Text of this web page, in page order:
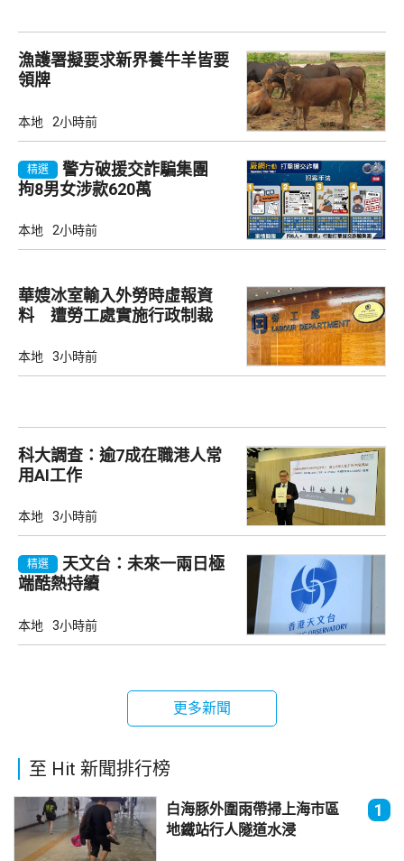
漁護署擬要求新界養牛羊皆要
領牌
本地 2小時前
精選
警方破援交詐騙集團
拘8男女涉款620萬
本地 2小時前
華嫂冰室輸入外勞時虛報資
料 遭勞工處實施行政制裁
本地 3小時前
科大調查：逾7成在職港人常
用AI工作
本地 3小時前
精選
天文台：未來一兩日極
端酷熱持續
本地 3小時前
更多新聞
至 Hit 新聞排行榜
白海豚外圍雨帶掃上海市區
地鐵站行人隧道水浸
1